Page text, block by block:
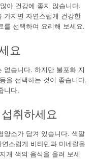
아 건강에 좋지 않습니다.
가지면 자연스럽게 건강한
를 선택하여 요리해 보세요.
요
없습니다. 하지만 불포화 지
을 선택하는 것이 좋습니다.
니다.
취하세요
양소가 담겨 있습니다. 색깔
스럽게 비타민과 미네랄을
개 색의 음식을 올려 보세